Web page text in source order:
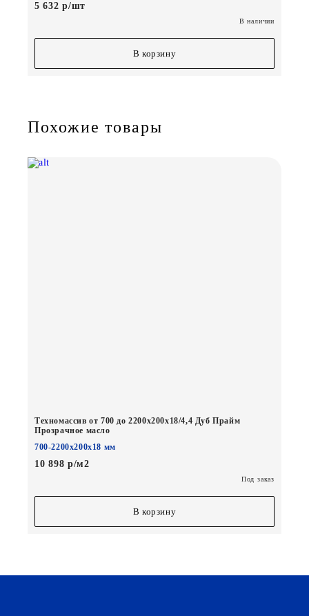
5 632 р/шт
В наличии
В корзину
Похожие товары
Техномассив от 700 до 2200х200х18/4,4 Дуб Прайм
Прозрачное масло
700-2200х200х18 мм
10 898 р/м2
Под заказ
В корзину